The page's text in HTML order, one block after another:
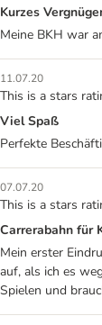
Kurzes
Meine BKH war
11.07.20
This is a stars
Viel Spaß
Perfekte
07.07.20
This is a stars
Carrerabahn für
Mein erster
auf, als ich es
Spielen und